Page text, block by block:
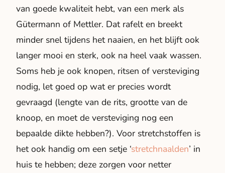
van goede kwaliteit hebt, van een merk als
Gütermann of Mettler. Dat rafelt en breekt
minder snel tijdens het naaien, en het blijft ook
langer mooi en sterk, ook na heel vaak wassen.
Soms heb je ook knopen, ritsen of versteviging
nodig, let goed op wat er precies wordt
gevraagd (lengte van de rits, grootte van de
knoop, en moet de versteviging nog een
bepaalde dikte hebben?). Voor stretchstoffen is
het ook handig om een setje ‘stretchnaalden’ in
huis te hebben; deze zorgen voor netter